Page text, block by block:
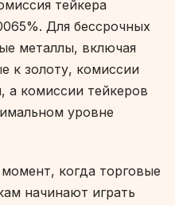
тейкера
Для бессрочных
металлы, включая
к золоту, комиссии
а комиссии тейкеров
уровне
когда торговые
начинают играть